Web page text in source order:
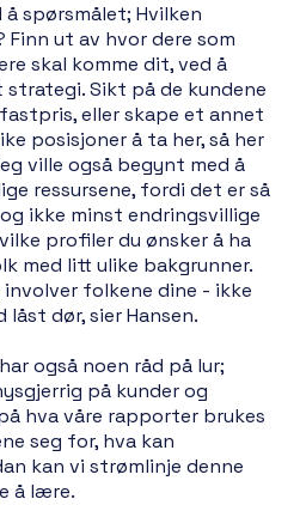
spørsmålet; Hvilken
ut av hvor dere som
skal komme dit, ved å
Sikt på de kundene
eller skape et annet
posisjoner å ta her, så her
ville også begynt med å
ressursene, fordi det er så
ikke minst endringsvillige
profiler du ønsker å ha
med litt ulike bakgrunner.
folkene dine - ikke
dør, sier Hansen.
også noen råd på lur;
på kunder og
hva våre rapporter brukes
seg for, hva kan
kan vi strømlinje denne
å lære.